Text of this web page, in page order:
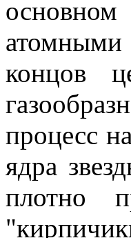
основном
концов
процесс
ядра
плотно